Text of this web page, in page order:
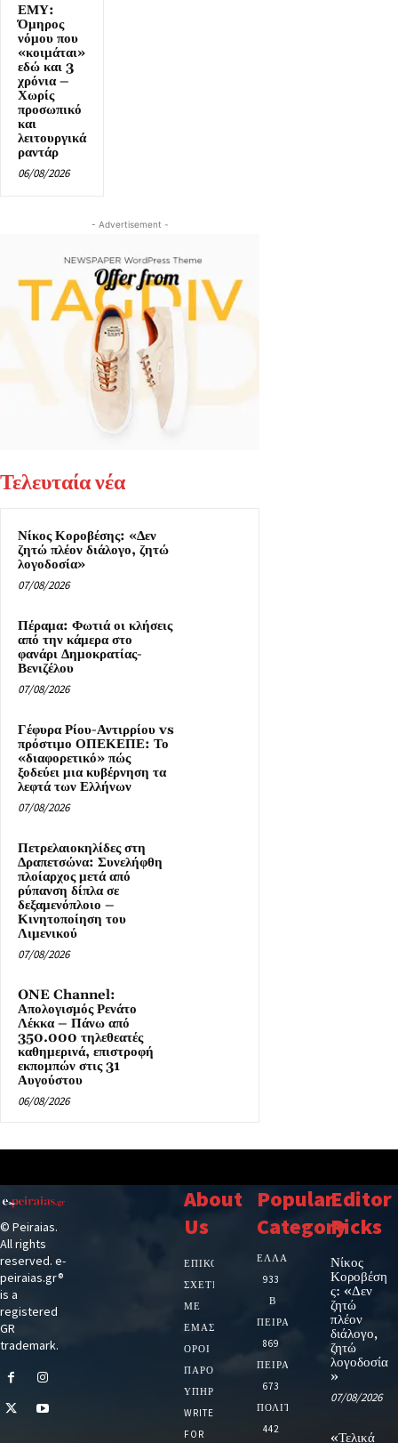
ΕΜΥ:
Όμηρος
νόμου που
«κοιμάται»
εδώ και 3
χρόνια –
Χωρίς
προσωπικό
και
λειτουργικά
ραντάρ
06/08/2026
- Advertisement -
Τελευταία νέα
Νίκος Κοροβέσης: «Δεν
ζητώ πλέον διάλογο, ζητώ
λογοδοσία»
07/08/2026
Πέραμα: Φωτιά οι κλήσεις
από την κάμερα στο
φανάρι Δημοκρατίας-
Βενιζέλου
07/08/2026
Γέφυρα Ρίου-Αντιρρίου vs
πρόστιμο ΟΠΕΚΕΠΕ: Το
«διαφορετικό» πώς
ξοδεύει μια κυβέρνηση τα
λεφτά των Ελλήνων
07/08/2026
Πετρελαιοκηλίδες στη
Δραπετσώνα: Συνελήφθη
πλοίαρχος μετά από
ρύπανση δίπλα σε
δεξαμενόπλοιο –
Κινητοποίηση του
Λιμενικού
07/08/2026
ONE Channel:
Απολογισμός Ρενάτο
Λέκκα – Πάνω από
350.000 τηλεθεατές
καθημερινά, επιστροφή
εκπομπών στις 31
Αυγούστου
06/08/2026
© Peiraias.
All rights
reserved. e-
peiraias.gr®
is a
registered
GR
trademark.
About
Us
ΕΠΙΚΟΙΝΩΝΙΑ
ΣΧΕΤΙΚΆ
ΜΕ
ΕΜΆΣ
ΌΡΟΙ
ΠΑΡΟΧΉΣ
ΥΠΗΡΕΣΙΏΝ
WRITE
FOR
Popular
Category
ΕΛΛΑΔΑ
933
Β
ΠΕΙΡΑΙΑ
869
ΠΕΙΡΑΙΑΣ
673
ΠΟΛΙΤΙΚΗ
442
Editor
Picks
Νίκος
Κοροβέση
ς: «Δεν
ζητώ
πλέον
διάλογο,
ζητώ
λογοδοσία
»
07/08/2026
«Τελικά